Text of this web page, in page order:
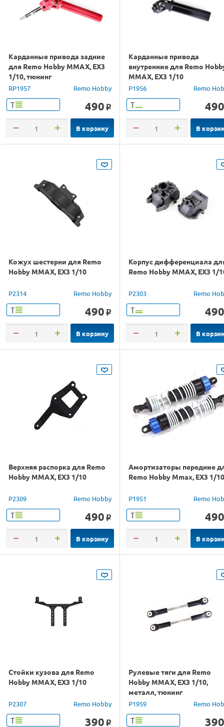
Карданные привода задние
для Remo Hobby MMAX, EX3
1/10, тюнинг
RP1957 Remo Hobby
Т 490 o
В корзину
Карданные привода
внутренние для Remo
MMAX, EX3 1/10
P1956 Remo
Т 490
В
Кожух шестерни для Remo
Hobby MMAX, EX3 1/10
P2314 Remo Hobby
Т 490 o
В корзину
Корпус дифференциала
Remo Hobby MMAX, EX3 1/
P2303 Remo
Т 490
В
Верхняя распорка для Remo
Hobby MMAX, EX3 1/10
P2309 Remo Hobby
Т 490 o
В корзину
Амортизаторы передние
Remo Hobby Mmax, EX3 1/10
P1951 Remo
Т 490
В
Стойки кузова для Remo
Hobby MMAX, EX3 1/10
P2307 Remo Hobby
Т 390 o
Рулевые тяги для Remo
Hobby MMAX, EX3 1/10,
металл, тюнинг
P1959 Remo
Т 390